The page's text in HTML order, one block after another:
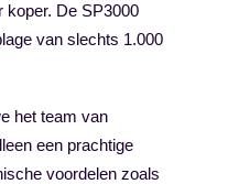
koper. De SP3000
van slechts 1.000
het team van
een prachtige
voordelen zoals